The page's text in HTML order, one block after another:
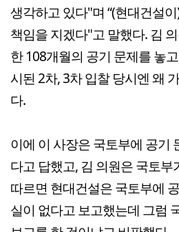
생각하고 있다"며 “(현대건설
책임을 지겠다"고 말했다. 김
한 108개월의 공기 문제를 놓
시된 2차, 3차 입찰 당시엔 왜
다.
이에 이 사장은 국토부에 공기
다고 답했고, 김 의원은 국토부
따르면 현대건설은 국토부에
실이 없다고 보고했는데 그럼